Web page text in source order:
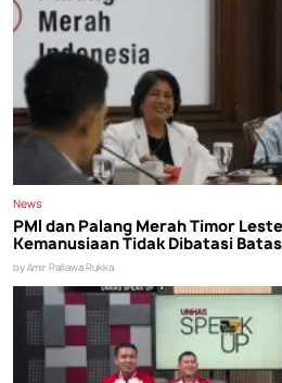
News
PMI dan Palang Merah Timor
Kemanusiaan Tidak Dibatasi
by Amir Pallawa Rukka